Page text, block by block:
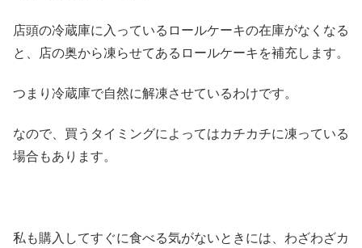
店頭の冷蔵庫に入っているロールケーキの在庫がなくなる
と、店の奥から凍らせてあるロールケーキを補充します。
つまり冷蔵庫で自然に解凍させているわけです。
なので、買うタイミングによってはカチカチに凍っている
場合もあります。
私も購入してすぐに食べる気がないときには、わざわざカ